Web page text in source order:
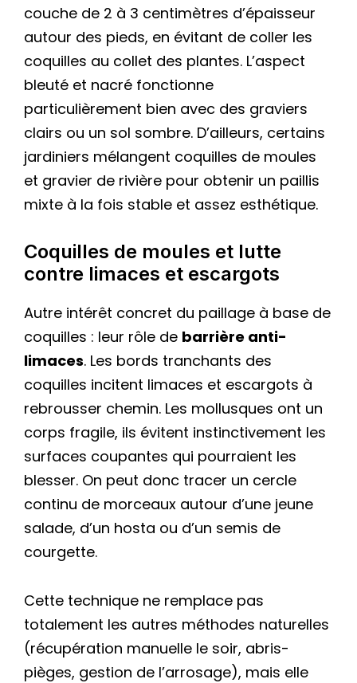
couche de 2 à 3 centimètres d’épaisseur
autour des pieds, en évitant de coller les
coquilles au collet des plantes. L’aspect
bleuté et nacré fonctionne
particulièrement bien avec des graviers
clairs ou un sol sombre. D’ailleurs, certains
jardiniers mélangent coquilles de moules
et gravier de rivière pour obtenir un paillis
mixte à la fois stable et assez esthétique.
Coquilles de moules et lutte
contre limaces et escargots
Autre intérêt concret du paillage à base de
coquilles : leur rôle de barrière anti-
limaces. Les bords tranchants des
coquilles incitent limaces et escargots à
rebrousser chemin. Les mollusques ont un
corps fragile, ils évitent instinctivement les
surfaces coupantes qui pourraient les
blesser. On peut donc tracer un cercle
continu de morceaux autour d’une jeune
salade, d’un hosta ou d’un semis de
courgette.
Cette technique ne remplace pas
totalement les autres méthodes naturelles
(récupération manuelle le soir, abris-
pièges, gestion de l’arrosage), mais elle